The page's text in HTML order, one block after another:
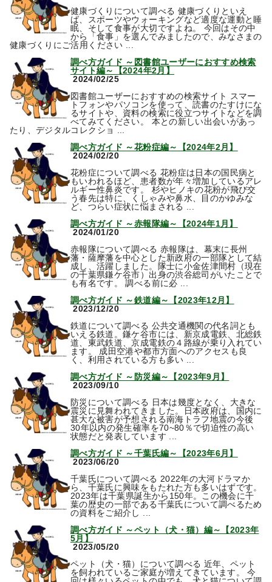
健康づくりについて調べる 健康づくりといえ
ば、スポーツやウォーキングなど適度な運動と睡
眠、そして食事が大切ですよね。 今回はその中
から「食事」を選んでみましたので、みなさまの
健康づくりにご活用ください ...
調べ方ガイド ～図書館ユーザーにおすすめ検索
サイト編～【2024年2月】
2024/02/25
図書館ユーザーにおすすめの検索サイト スマー
トフォンやパソコンを使って、読書のたすけにな
るサイトや、資料の検索に役立つサイトなどを調
べてみてください。 本との新しい出会いがあっ
たり、デジタルコレクショ ...
調べ方ガイド ～花粉症編～【2024年2月】
2024/02/20
花粉症について調べる 花粉症は日本の国民病と
もいわれるほど、患者数が年々増加しているアレ
ルギー性鼻炎です。 杉やヒノキの花粉が飛び交
う春先は特に、くしゃみや鼻水、目のかゆみな
ど、つらい症状に悩まされる ...
調べ方ガイド ～赤報隊編～【2024年1月】
2024/01/20
赤報隊について調べる 赤報隊は、幕末に長州
藩・薩摩藩を中心とした新政府の一部隊として結
成し、活躍しました。隊士に小金佐津間村（現在
の千葉県鎌ケ谷市）出身の渋谷総司がいたことで
も有名です。 調べる前に必 ...
調べ方ガイド ～鉄道編～【2023年12月】
2023/12/20
鉄道について調べる 公共交通機関の代名詞とも
いえる鉄道。鎌ケ谷市には、新京成電鉄、北総鉄
道、東武鉄道、京成電鉄の４路線が乗り入れてい
ます。 成田空港や都市方面へのアクセスも良
く、利用されている方も多い ...
調べ方ガイド ～防災編～【2023年9月】
2023/09/10
防災について調べる 日本は幾度となく、大きな
震災に見舞われてきました。日本政府は、国内に
甚大な被害が予想される南海トラフ地震の今後
30年以内の発生確率を70~80％で切迫性の高い
状態だと発表しています ...
調べ方ガイド ～千葉氏編～【2023年6月】
2023/06/20
千葉氏について調べる 2022年の大河ドラマか
ら、千葉氏に興味をもたれた方も多いはずです。
2023年は千葉県誕生から150年。この機会に千
葉の歴史の一部である千葉氏について調べるため
の資料をご紹介し ...
調べ方ガイド ～ペット（犬・猫）編～【2023年
5月】
2023/05/20
ペット（犬・猫）について調べる 近年、ペット
を飼われているご家庭が増えてきています。 今